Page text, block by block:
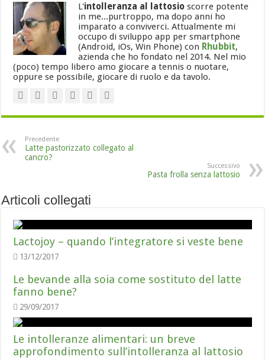
L'intolleranza al lattosio scorre potente
in me...purtroppo, ma dopo anni ho
imparato a conviverci. Attualmente mi
occupo di sviluppo app per smartphone
(Android, iOs, Win Phone) con Rhubbit,
azienda che ho fondato nel 2014. Nel mio
(poco) tempo libero amo giocare a tennis o nuotare,
oppure se possibile, giocare di ruolo e da tavolo.
Precedente
Latte pastorizzato collegato al
cancro?
Successivo
Pasta frolla senza lattosio
Articoli collegati
Lactojoy – quando l’integratore si veste bene
13/12/2017
Le bevande alla soia come sostituto del latte
fanno bene?
29/09/2017
Le intolleranze alimentari: un breve
approfondimento sull’intolleranza al lattosio